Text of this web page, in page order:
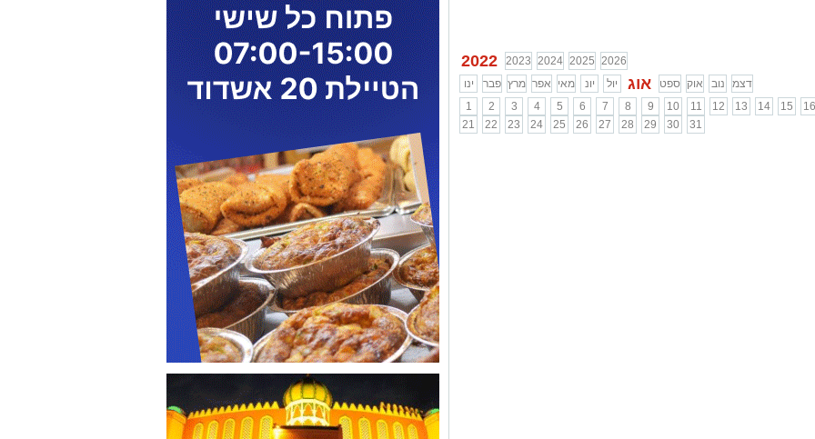
2022 2023 2024 2025 2026
ינו
פבר מרץ אפר מאי יונ יול אוג ספט אוק נוב
דצמ
1
2 3 4 5 6 7 8 9 10 11 12 13 14 15 16
21
22 23 24 25 26 27 28 29 30 31